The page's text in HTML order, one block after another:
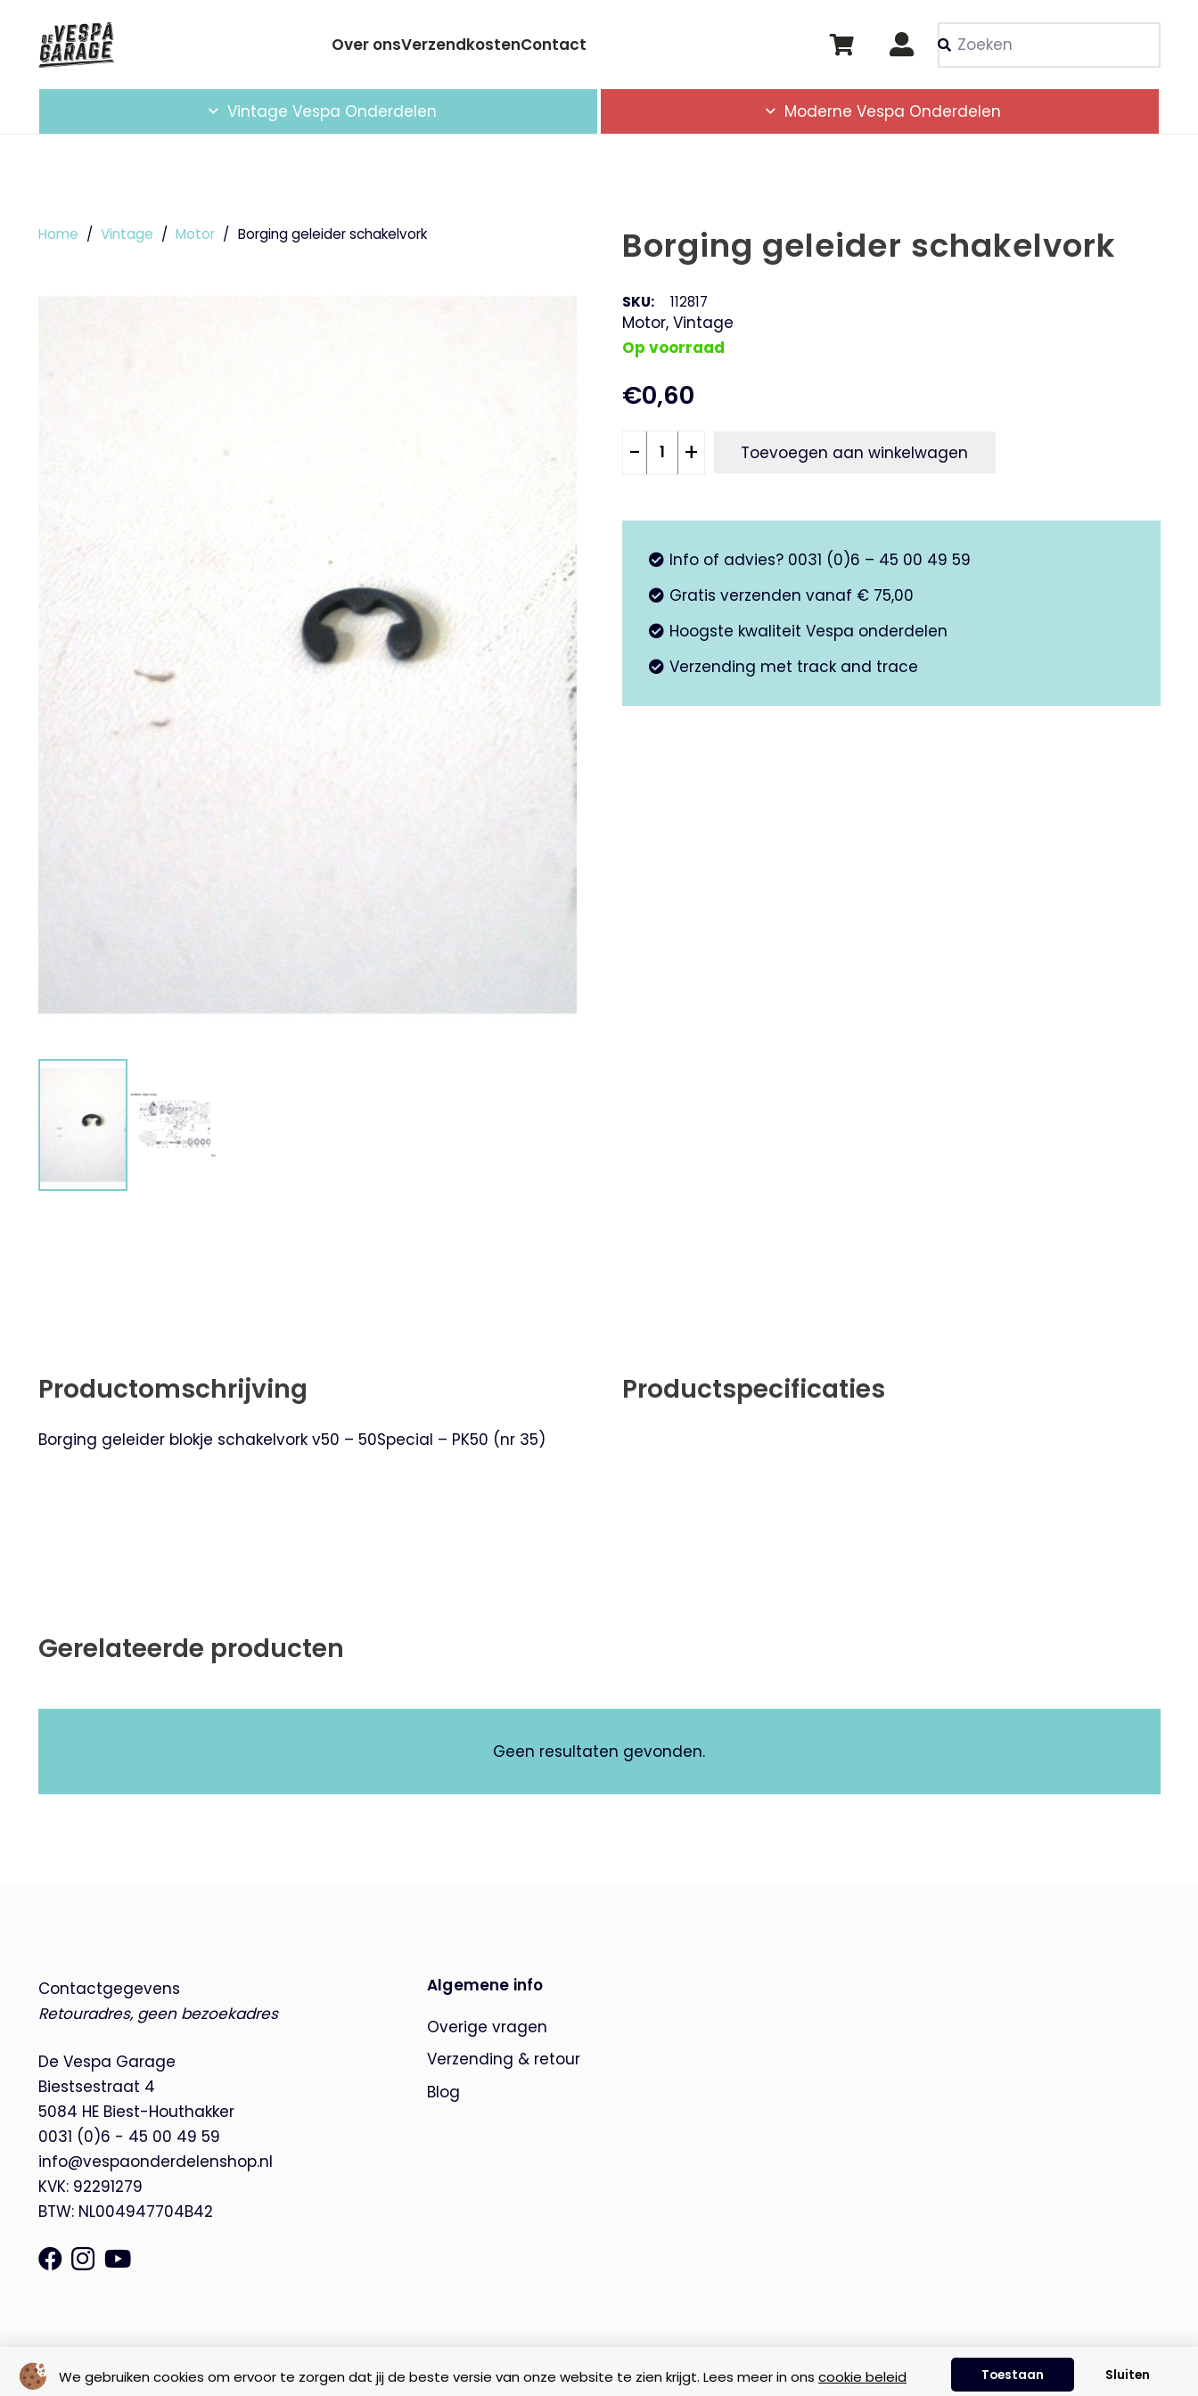
We gebruiken cookies om ervoor te zorgen dat jij de beste versie van onze website te zien krijgt. Lees meer in ons cookie beleid Toestaan Sluiten
Over onsVerzendkostenContact
Als de resultaten voor
Vintage Vespa Onderdelen Moderne Vespa Onderdelen
Home / Vintage / Motor / Borging geleider schakelvork Borging geleider schakelvork
SKU: 112817
Motor, Vintage
Op voorraad
€0,60
Borging
aantal
- + Toevoegen aan winkelwagen
Info of advies? 0031 (0)6 – 45 00 49 59
Gratis verzenden vanaf € 75,00
Hoogste kwaliteit Vespa onderdelen
Verzending met track and trace
Productomschrijving
Borging geleider blokje schakelvork v50 – 50Special – PK50 (nr 35)
Productspecificaties
Gerelateerde producten
Geen resultaten gevonden.
Contactgegevens
Retouradres, geen bezoekadres
De Vespa Garage
Biestsestraat 4
5084 HE Biest-Houthakker
0031 (0)6 - 45 00 49 59
info@vespaonderdelenshop.nl
KVK: 92291279
BTW: NL004947704B42
Algemene info
Overige vragen
Verzending & retour
Blog
© Copyright 2026 – De Vespa Garage | Privacyverklaring Cookie beleid